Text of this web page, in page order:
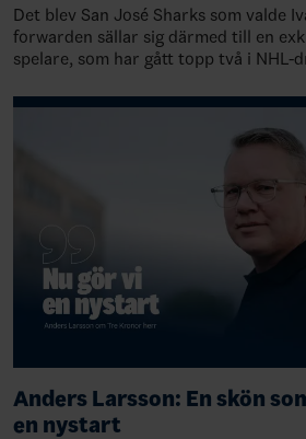
Det blev San José Sharks som valde
forwarden sällar sig därmed till en
spelare, som har gått topp två i NHL-
Anders Larsson: En skön
en nystart